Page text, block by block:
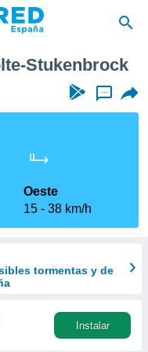
Stukenbrock
...
Oeste
15
38 km/h
tormentas y de
Instalar